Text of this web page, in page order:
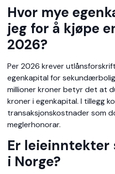
Hvor mye
jeg for å kjøpe
2026?
Per 2026 krever
egenkapital for
millioner kroner betyr det at
kroner i egenkapital. I tillegg
transaksjonskostnader som
meglerhonorar.
Er
i Norge?